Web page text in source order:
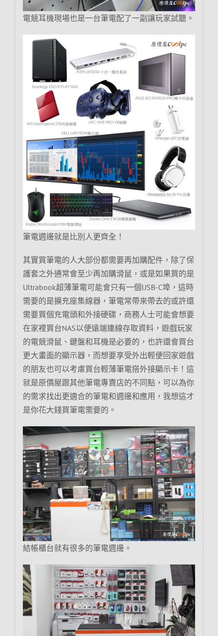
電競耳機現場也是一台筆電配了一副讓玩家試聽。
筆電週邊就是比別人更齊全！
其實買筆電的人大部份都需要再加購配件，除了保
護套之外通常會至少再加購滑鼠，或是如果買的是
Ultrabook超薄筆電可能會只有一個USB-C埠，這時
需要的是擴充座集線器，筆電常帶來帶去的或許還
需要買個充電頭和外接硬碟，商務人士可能會想要
在家裡買台NAS以便遠端連線存取資料，遊戲玩家
的電競滑鼠、鍵盤和耳機是必要的，也許還會買台
更大畫面的顯示器，而想要享受外出輕便回家遊戲
的朋友也可以考慮買台輕薄筆電搭外接顯示卡！這
就是原價屋跟其他筆電專賣店的不同點，可以為你
的需求找出更適合的筆電和週邊和應用，我想這才
是你花大錢買筆電需要的。
結帳櫃台就有很多的筆電週邊。